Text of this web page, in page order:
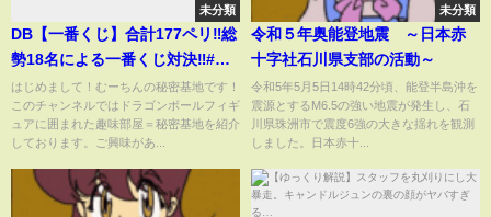
未分類
DB【一番くじ】合計177ペリ‼️総
勢18名による一番くじ対決‼️#ド
ラゴンボール #一番くじ #フィギ
ュア #dragonball
はじめまして！むーちんの秘密基地です！
このチャンネルではドラゴンボールフィギ
ュアに囲まれた趣味部屋＝秘密基地を紹介
しております。ご興味があ...
未分類
令和５年奥能登地震 ～日本赤
十字社石川県支部の活動～
令和5年5月5日14時42分頃、能登半島沖を
震源とするM6.5の強い地震が発生し、石
川県珠洲市で震度6強の大きな揺れを観測
しました。日本赤十...